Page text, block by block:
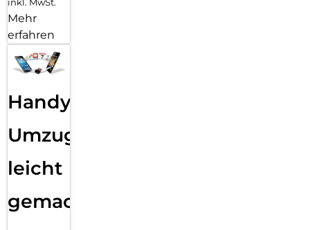
Mehr
erfahren
Handy
Umzug
leicht
gemacht!